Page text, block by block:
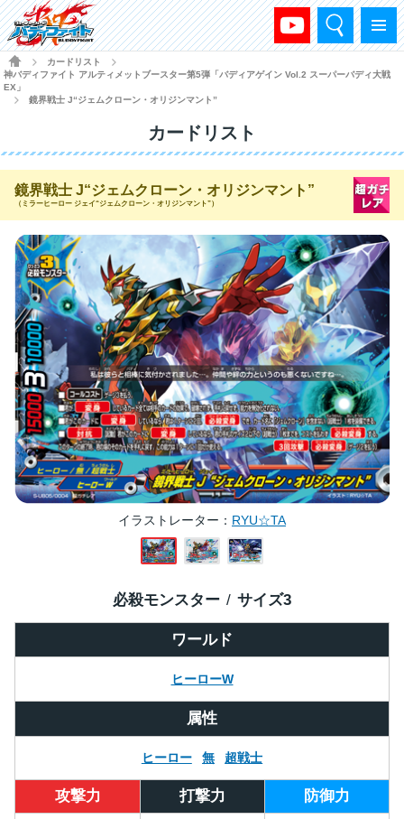
メニュー
検索
HOME
カードリスト
神バディファイト アルティメットブースター第5弾「バディアゲイン Vol.2 スーパーバディ大戦
EX」
鏡界戦士 J“ジェムクローン・オリジンマント”
カードリスト
鏡界戦士 J“ジェムクローン・オリジンマント”
（ミラーヒーロー ジェイ“ジェムクローン・オリジンマント”）
イラストレーター RYU☆TA
ワールド
ヒーローW
必殺モンスター サイズ3
属性
ヒーロー 無 超戦士
攻撃力 打撃力 防御力